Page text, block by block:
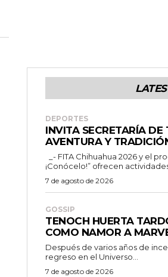
DEPORTES
INVITA SECRETARÍA
AVENTURA Y
¡Conócelo!” ofrecen
7 de agosto de 2026
GOSSIP
TENOCH HUERTA
COMO NAMOR A
Después de varios años de
regreso en el Universo...
7 de agosto de 2026